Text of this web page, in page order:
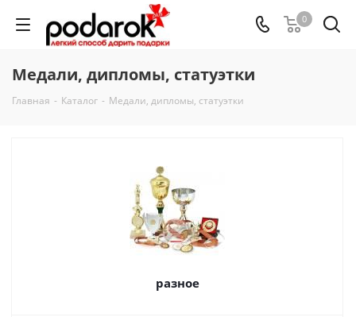
0
Медали, дипломы, статуэтки
Главная - Каталог - Медали, дипломы, статуэтки
разное